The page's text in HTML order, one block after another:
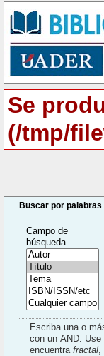
Se
(/tmp/
Buscar por palabras
Campo de
búsqueda
Escriba una o
encuentrafractal ,